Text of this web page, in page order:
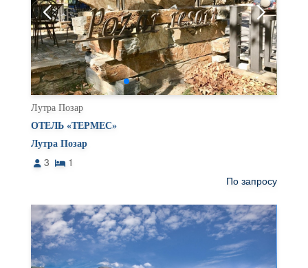
Лутра Позар
ОТЕЛЬ «ТЕРМЕС»
Лутра Позар
3
1
По запросу